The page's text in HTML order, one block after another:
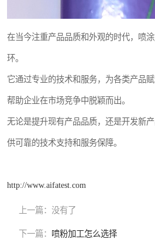
在当今注重产品品质和外观的时代，喷
环。
它通过专业的技术和服务，为各类产品
帮助企业在市场竞争中脱颖而出。
无论是提升现有产品品质，还是开发新
供可靠的技术支持和服务保障。
http://www.aifatest.com
上一篇： 没有了
下一篇： 喷粉加工怎么选择